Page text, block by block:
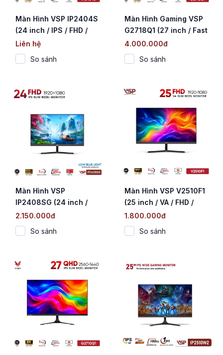
Màn Hình VSP IP2404S
(24 inch / IPS / FHD /
144Hz / 1ms)
Liên hệ
So sánh
Màn Hình Gaming VSP
G2718Q1 (27 inch / Fast
IPS / 2K QHD / 210Hz /
0.3ms)
4.000.000đ
So sánh
Màn Hình VSP
IP2408SG (24 inch /
IPS / FHD / 120Hz / 1ms)
2.150.000đ
So sánh
Màn Hình VSP V2510F1
(25 inch / VA / FHD /
100Hz / 1ms)
1.800.000đ
So sánh